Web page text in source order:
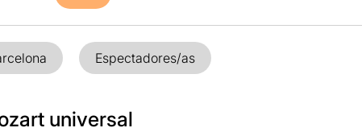
Espectadores/as
universal